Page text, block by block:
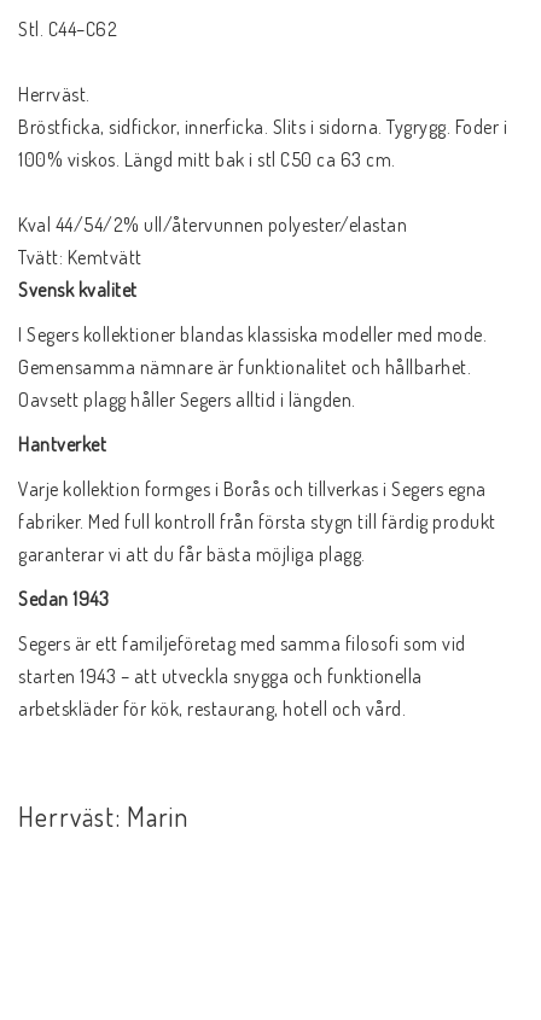
Stl. C44–C62
Herrväst.
Bröstficka, sidfickor, innerficka. Slits i sidorna. Tygrygg. Foder i
100% viskos. Längd mitt bak i stl C50 ca 63 cm.
Kval 44/54/2% ull/återvunnen polyester/elastan
Tvätt: Kemtvätt
Svensk kvalitet
I Segers kollektioner blandas klassiska modeller med mode.
Gemensamma nämnare är funktionalitet och hållbarhet.
Oavsett plagg håller Segers alltid i längden.
Hantverket
Varje kollektion formges i Borås och tillverkas i Segers egna
fabriker. Med full kontroll från första stygn till färdig produkt
garanterar vi att du får bästa möjliga plagg.
Sedan 1943
Segers är ett familjeföretag med samma filosofi som vid
starten 1943 – att utveckla snygga och funktionella
arbetskläder för kök, restaurang, hotell och vård.
Herrväst: Marin